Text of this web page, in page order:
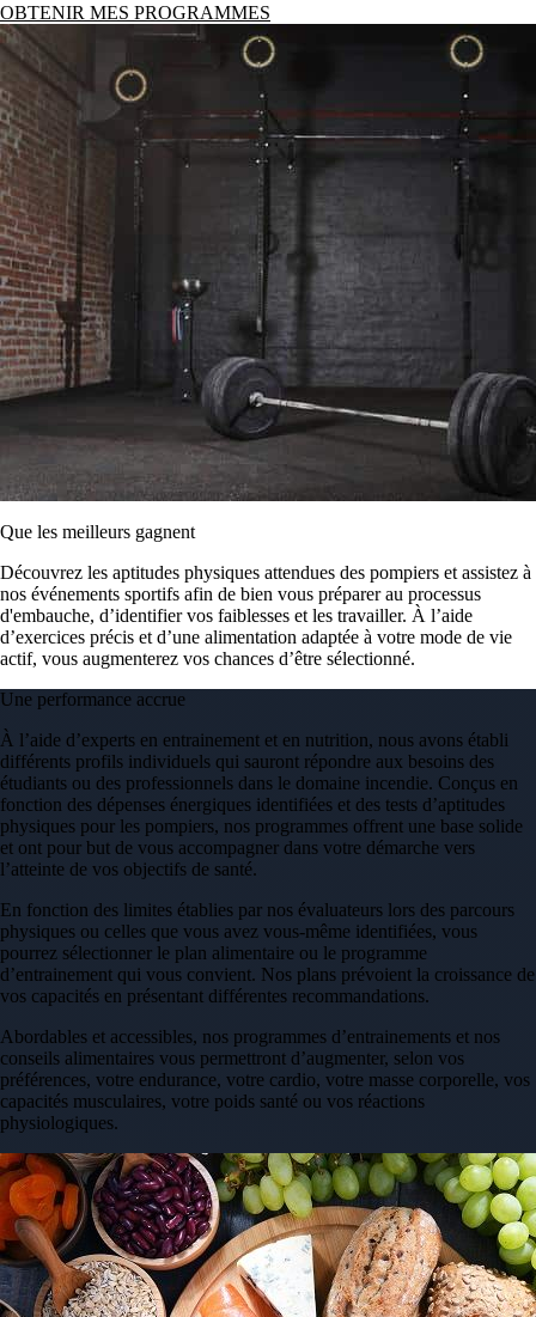
OBTENIR MES PROGRAMMES
Que les meilleurs gagnent
Découvrez les aptitudes physiques attendues des pompiers et assistez à
nos événements sportifs afin de bien vous préparer au processus
d'embauche, d’identifier vos faiblesses et les travailler. À l’aide
d’exercices précis et d’une alimentation adaptée à votre mode de vie
actif, vous augmenterez vos chances d’être sélectionné.
Une performance accrue
À l’aide d’experts en entrainement et en nutrition, nous avons établi
différents profils individuels qui sauront répondre aux besoins des
étudiants ou des professionnels dans le domaine incendie. Conçus en
fonction des dépenses énergiques identifiées et des tests d’aptitudes
physiques pour les pompiers, nos programmes offrent une base solide
et ont pour but de vous accompagner dans votre démarche vers
l’atteinte de vos objectifs de santé.
En fonction des limites établies par nos évaluateurs lors des parcours
physiques ou celles que vous avez vous-même identifiées, vous
pourrez sélectionner le plan alimentaire ou le programme
d’entrainement qui vous convient. Nos plans prévoient la croissance de
vos capacités en présentant différentes recommandations.
Abordables et accessibles, nos programmes d’entrainements et nos
conseils alimentaires vous permettront d’augmenter, selon vos
préférences, votre endurance, votre cardio, votre masse corporelle, vos
capacités musculaires, votre poids santé ou vos réactions
physiologiques.